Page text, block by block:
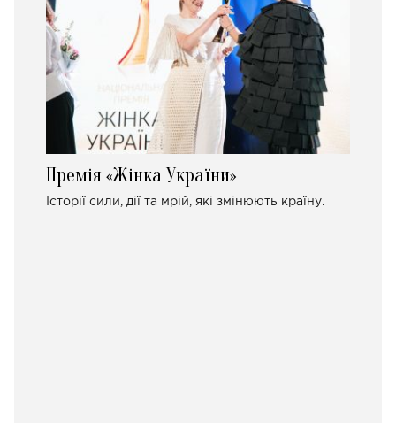
Премія «Жінка України»
Історії сили, дії та мрій, які змінюють країну.